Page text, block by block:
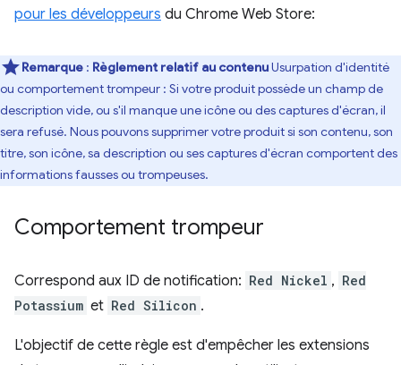
pour les développeurs du Chrome Web Store:
Remarque : Règlement relatif au contenuUsurpation d'identité
ou comportement trompeur : Si votre produit possède un champ de
description vide, ou s'il manque une icône ou des captures d'écran, il
sera refusé. Nous pouvons supprimer votre produit si son contenu, son
titre, son icône, sa description ou ses captures d'écran comportent des
informations fausses ou trompeuses.
Comportement trompeur
Correspond aux ID de notification: Red Nickel , Red
Potassium et Red Silicon .
L'objectif de cette règle est d'empêcher les extensions